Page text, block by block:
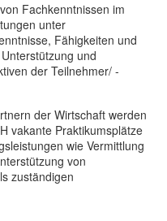
Fachkenntnissen im
unter
Fähigkeiten und
und
der Teilnehmer/ -
der Wirtschaft werden
vakante Praktikumsplätze
wie Vermittlung
von
zuständigen